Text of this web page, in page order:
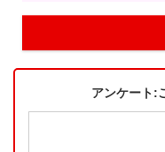
アンケート: